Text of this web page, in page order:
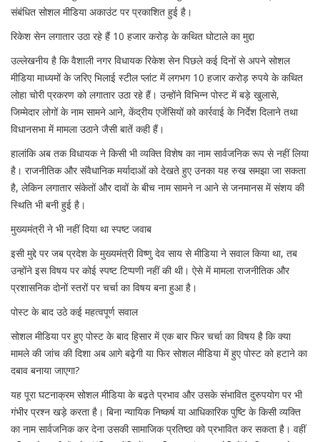
संबंधित सोशल मीडिया अकाउंट पर प्रकाशित हुई है।
रिकेश सेन लगातार उठा रहे हैं 10 हजार करोड़ के कथित घोटाले का मुद्दा
उल्लेखनीय है कि वैशाली नगर विधायक रिकेश सेन पिछले कई दिनों से अपने सोशल
मीडिया माध्यमों के जरिए भिलाई स्टील प्लांट में लगभग 10 हजार करोड़ रुपये के कथित
लोहा चोरी प्रकरण को लगातार उठा रहे हैं। उन्होंने विभिन्न पोस्ट में बड़े खुलासे,
जिम्मेदार लोगों के नाम सामने आने, केंद्रीय एजेंसियों को कार्रवाई के निर्देश दिलाने तथा
विधानसभा में मामला उठाने जैसी बातें कही हैं।
हालांकि अब तक विधायक ने किसी भी व्यक्ति विशेष का नाम सार्वजनिक रूप से नहीं लिया
है। राजनीतिक और संवैधानिक मर्यादाओं को देखते हुए उनका यह रुख समझा जा सकता
है, लेकिन लगातार संकेतों और दावों के बीच नाम सामने न आने से जनमानस में संशय की
स्थिति भी बनी हुई है।
मुख्यमंत्री ने भी नहीं दिया था स्पष्ट जवाब
इसी मुद्दे पर जब प्रदेश के मुख्यमंत्री विष्णु देव साय से मीडिया ने सवाल किया था, तब
उन्होंने इस विषय पर कोई स्पष्ट टिप्पणी नहीं की थी। ऐसे में मामला राजनीतिक और
प्रशासनिक दोनों स्तरों पर चर्चा का विषय बना हुआ है।
पोस्ट के बाद उठे कई महत्वपूर्ण सवाल
सोशल मीडिया पर हुए पोस्ट के बाद हिसार में एक बार फिर चर्चा का विषय है कि क्या
मामले की जांच की दिशा अब आगे बढ़ेगी या फिर सोशल मीडिया में हुए पोस्ट को हटाने का
दबाव बनाया जाएगा?
यह पूरा घटनाक्रम सोशल मीडिया के बढ़ते प्रभाव और उसके संभावित दुरुपयोग पर भी
गंभीर प्रश्न खड़े करता है। बिना न्यायिक निष्कर्ष या आधिकारिक पुष्टि के किसी व्यक्ति
का नाम सार्वजनिक कर देना उसकी सामाजिक प्रतिष्ठा को प्रभावित कर सकता है। वहीं